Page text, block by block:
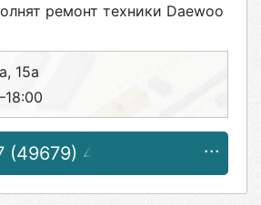
ремонт техники Daewoo
15а
(49679) 4-04-68